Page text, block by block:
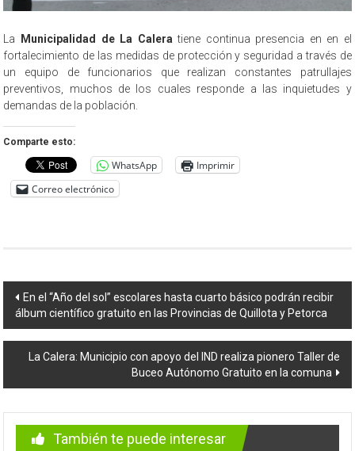
La Municipalidad de La Calera tiene continua presencia en en el
fortalecimiento de las medidas de protección y seguridad a través de
un equipo de funcionarios que realizan constantes patrullajes
preventivos, muchos de los cuales responde a las inquietudes y
demandas de la población.
Comparte esto:
WhatsApp
Imprimir
Correo electrónico
Navegación
de
entradas
En el “Año del sol” escolares hasta cuarto básico podrán recibir
álbum científico gratuito en las Provincias de Quillota y Petorca
La Calera: Municipio con apoyo del IND realiza pionero Taller de
Buceo Autónomo Gratuito en la comuna
También te puede interesar